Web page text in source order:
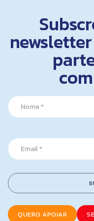
m
a
*
*
N
a
m
*
E
m
a
l
*
QUERO APOIAR